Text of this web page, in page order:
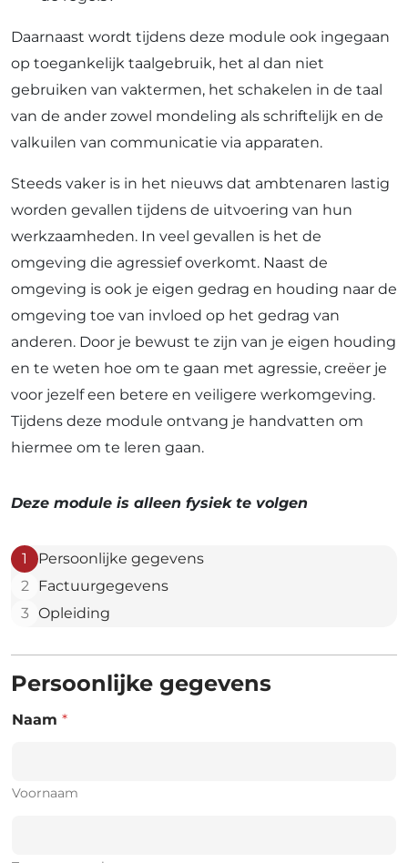
Daarnaast wordt tijdens deze module ook ingegaan
op toegankelijk taalgebruik, het al dan niet
gebruiken van vaktermen, het schakelen in de taal
van de ander zowel mondeling als schriftelijk en de
valkuilen van communicatie via apparaten.
Steeds vaker is in het nieuws dat ambtenaren lastig
worden gevallen tijdens de uitvoering van hun
werkzaamheden. In veel gevallen is het de
omgeving die agressief overkomt. Naast de
omgeving is ook je eigen gedrag en houding naar de
omgeving toe van invloed op het gedrag van
anderen. Door je bewust te zijn van je eigen houding
en te weten hoe om te gaan met agressie, creëer je
voor jezelf een betere en veiligere werkomgeving.
Tijdens deze module ontvang je handvatten om
hiermee om te leren gaan.
Deze module is alleen fysiek te volgen
1
Persoonlijke gegevens
2
Factuurgegevens
3 Opleiding
Persoonlijke gegevens
Naam *
Voornaam